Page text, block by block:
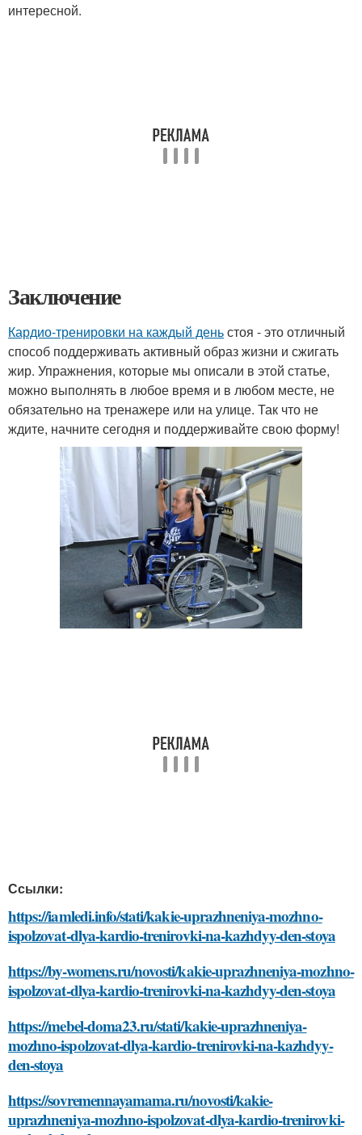
интересной.
Заключение
Кардио-тренировки на каждый деньстоя - это отличный
способ поддерживать активный образ жизни и сжигать
жир. Упражнения, которые мы описали в этой статье,
можно выполнять в любое время и в любом месте, не
обязательно на тренажере или на улице. Так что не
ждите, начните сегодня и поддерживайте свою форму!
Ссылки:
https://iamledi.info/stati/kakie-uprazhneniya-mozhno-
ispolzovat-dlya-kardio-trenirovki-na-kazhdyy-den-stoya
https://by-womens.ru/novosti/kakie-uprazhneniya-mozhno-
ispolzovat-dlya-kardio-trenirovki-na-kazhdyy-den-stoya
https://mebel-doma23.ru/stati/kakie-uprazhneniya-
mozhno-ispolzovat-dlya-kardio-trenirovki-na-kazhdyy-
den-stoya
https://sovremennayamama.ru/novosti/kakie-
uprazhneniya-mozhno-ispolzovat-dlya-kardio-trenirovki-